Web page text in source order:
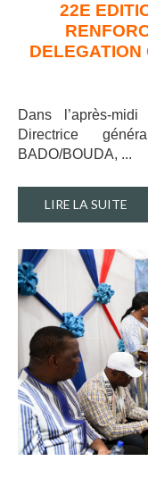
22E
DELEGATION
Dans l’après-
Directrice
BADO/BOUDA, ...
LIRE LA SUITE